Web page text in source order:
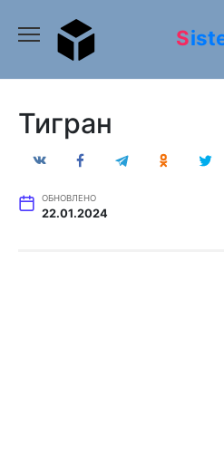
содержанию
Тигран
ОБНОВЛЕНО
22.01.2024